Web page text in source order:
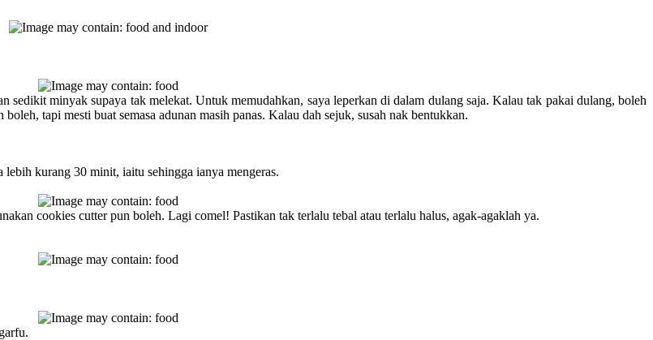
sedikit minyak supaya tak melekat. Untuk memudahkan, saya leperkan di dalam dulang saja. Kalau tak pakai dulang, boleh
tapi mesti buat semasa adunan masih panas. Kalau dah sejuk, susah nak bentukkan.
kurang 30 minit, iaitu sehingga ianya mengeras.
cookies cutter pun boleh. Lagi comel! Pastikan tak terlalu tebal atau terlalu halus, agak-agaklah ya.